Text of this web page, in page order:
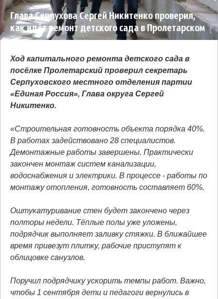
Глава Серпухова Сергей Никитенко проверил,
как идёт ремонт детского сада в Пролетарском
Ход капитального ремонта детского сада в
посёлке Пролетарский проверил секретарь
Серпуховского местного отделения партии
«Единая Россия», Глава округа Сергей
Никитенко.
«Строительная готовность объекта порядка 40%.
В работах задействовано 28 специалистов.
Демонтажные работы завершены. Практически
закончен монтаж систем канализации,
водоснабжения и электрики. В процессе - работы по
монтажу отопления, готовность составляет 60%.
Оштукатуривание стен будет закончено через
полторы недели. Тёплые полы уже уложены,
подрядчик выполняет заливку стяжки. В ближайшее
время привезут плитку, рабочие приступят к
облицовке санузлов.
Поручил подрядчику ускорить темпы работ. Важно,
чтобы 1 сентября дети и педагоги вернулись в